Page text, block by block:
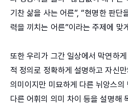
기찬 삶을 사는 어른”, “현명한 판단
력을 끼치는 어른”이라는 주제에 맞
또한 우리가 그간 일상에서 막연하
적 정의로 정확하게 설명하고 자신
의미이지만 미묘하게 다른 뉘앙스
다른 어휘의 의미 차이 등을 설명해